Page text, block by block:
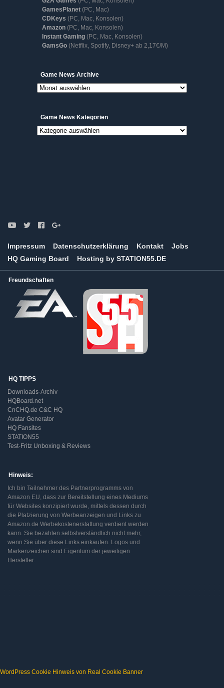
GamesPlanet (PC, Mac)
CDKeys (PC, Mac, Konsolen)
Amazon (PC, Mac, Konsolen)
Instant Gaming (PC, Mac, Konsolen)
GamsGo (Netflix, Spotify, Disney+ ab 2,17€/M)
Game News ArchiveGame
News
Archive
Game News Kategorien
Game
Impressum Datenschutzerklärung Kontakt
Jobs
HQ Gaming Board
Hosting by STATION55.DE
Freundschaften
HQ TIPPS
Downloads-Archiv
HQBoard.net
CnCHQ.de C&C HQ
Avatar Generator
HQ Fansites
STATION55
Test-Fritz Unboxing & Reviews
Hinweis:
Ich bin Teilnehmer des Partnerprogramms von
Amazon EU, dass zur Bereitstellung eines Mediums
für Websites konzipiert wurde, mittels dessen durch
die Platzierung von Werbeanzeigen und Links zu
Amazon.de Werbekostenerstattung verdient werden
kann. Sie bezahlen selbstverständlich nicht mehr,
wenn Sie über diese Links einkaufen. Logos und
Markenzeichen sind Eigentum der jeweiligen
Hersteller.
WordPress Cookie Hinweis von Real Cookie Banner